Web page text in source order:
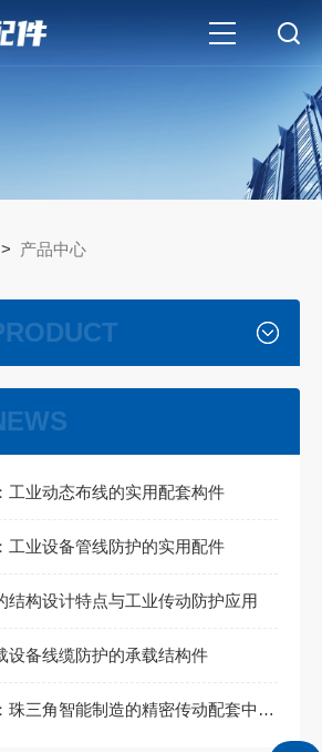
> 产品中心
工业动态布线的实用配套构件
工业设备管线防护的实用配件
结构设计特点与工业传动防护应用
设备线缆防护的承载结构件
广东拖链厂家：珠三角智能制造的精密传动配套中坚力量